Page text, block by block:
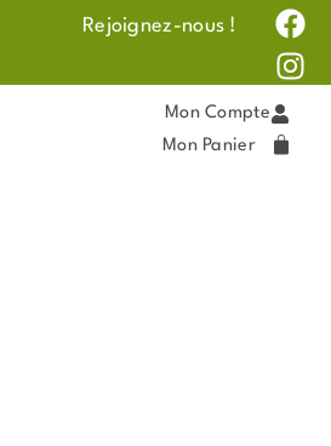
Rejoignez-nous !
a
c
e
b
o
n
s
t
a
g
Mon Compte
Mon Panier